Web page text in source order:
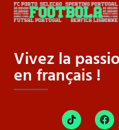
Vivez la
en français !